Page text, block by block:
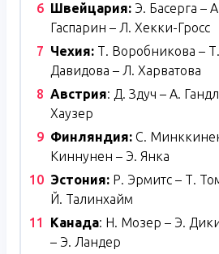
Швейцария: Э. Басерга –
Гаспарин – Л. Хекки-Гросс
Чехия: Т. Воробникова –
Давидова – Л. Харватова
Австрия: Д. Здуч – А.
Хаузер
Финляндия: С.
Киннунен – Э. Янка
Эстония: Р. Эрмитс – Т.
Й. Талинхайм
Канада: Н. Мозер – Э.
– Э. Ландер